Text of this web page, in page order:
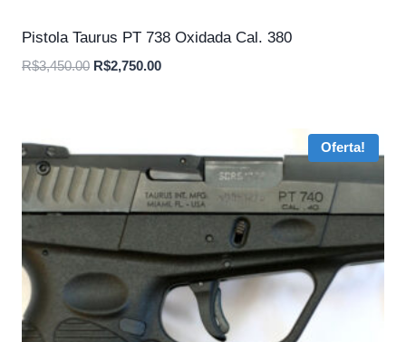
Pistola Taurus PT 738 Oxidada Cal. 380
R$3,450.00 O
R$2,750.00O
Oferta!